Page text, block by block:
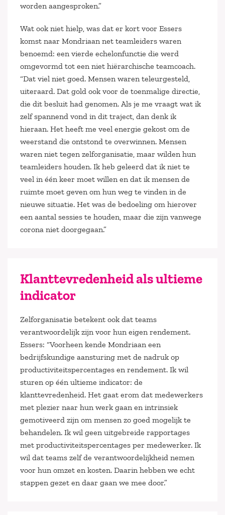
worden aangesproken.”
Wat ook niet hielp, was dat er kort voor Essers
komst naar Mondriaan net teamleiders waren
benoemd: een vierde echelonfunctie die werd
omgevormd tot een niet hiërarchische teamcoach.
“Dat viel niet goed. Mensen waren teleurgesteld,
uiteraard. Dat gold ook voor de toenmalige directie,
die dit besluit had genomen. Als je me vraagt wat ik
zelf spannend vond in dit traject, dan denk ik
hieraan. Het heeft me veel energie gekost om de
weerstand die ontstond te overwinnen. Mensen
waren niet tegen zelforganisatie, maar wilden hun
teamleiders houden. Ik heb geleerd dat ik niet te
veel in één keer moet willen en dat ik mensen de
ruimte moet geven om hun weg te vinden in de
nieuwe situatie. Het was de bedoeling om hierover
een aantal sessies te houden, maar die zijn vanwege
corona niet doorgegaan.”
Klanttevredenheid als ultieme
indicator
Zelforganisatie betekent ook dat teams
verantwoordelijk zijn voor hun eigen rendement.
Essers: “Voorheen kende Mondriaan een
bedrijfskundige aansturing met de nadruk op
productiviteitspercentages en rendement. Ik wil
sturen op één ultieme indicator: de
klanttevredenheid. Het gaat erom dat medewerkers
met plezier naar hun werk gaan en intrinsiek
gemotiveerd zijn om mensen zo goed mogelijk te
behandelen. Ik wil geen uitgebreide rapportages
met productiviteitspercentages per medewerker. Ik
wil dat teams zelf de verantwoordelijkheid nemen
voor hun omzet en kosten. Daarin hebben we echt
stappen gezet en daar gaan we mee door.”